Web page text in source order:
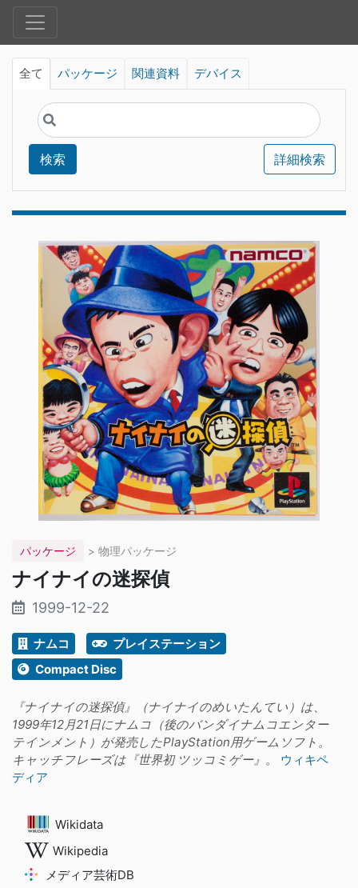
全て パッケージ 関連資料 デバイス
検索 詳細検索
パッケージ > 物理パッケージ
ナイナイの迷探偵
1999-12-22
ナムコ
プレイステーション
Compact Disc
『ナイナイの迷探偵』（ナイナイのめいたんてい）は、
1999年12月21日にナムコ（後のバンダイナムコエンター
テインメント）が発売したPlayStation用ゲームソフト。
キャッチフレーズは『世界初 ツッコミゲー』。
ウィキペ
ディア
Wikidata
Wikipedia
メディア芸術DB